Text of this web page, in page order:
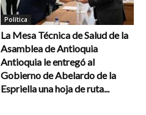
Política
La Mesa Técnica de Salud de la
Asamblea de Antioquia
Antioquia le entregó al
Gobierno de Abelardo de la
Espriella una hoja de ruta...